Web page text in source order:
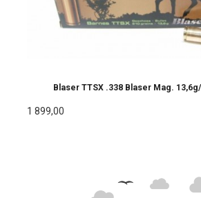
Blaser TTSX .338 Blaser Mag.
1 899,00